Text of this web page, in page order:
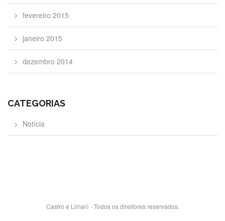
fevereiro 2015
janeiro 2015
dezembro 2014
CATEGORIAS
Notícia
Castro e Lima© - Todos os direitores reservados.